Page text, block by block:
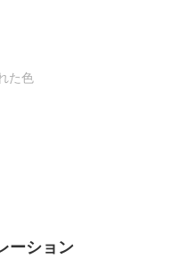
た色
ーション